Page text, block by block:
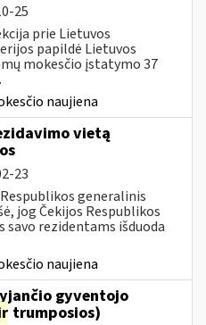
25
prie Lietuvos
papildė Lietuvos
mokesčio įstatymo 37
naujiena
vietą
23
generalinis
jog Čekijos Respublikos
rezidentams išduoda
naujiena
gyventojo
trumposios)